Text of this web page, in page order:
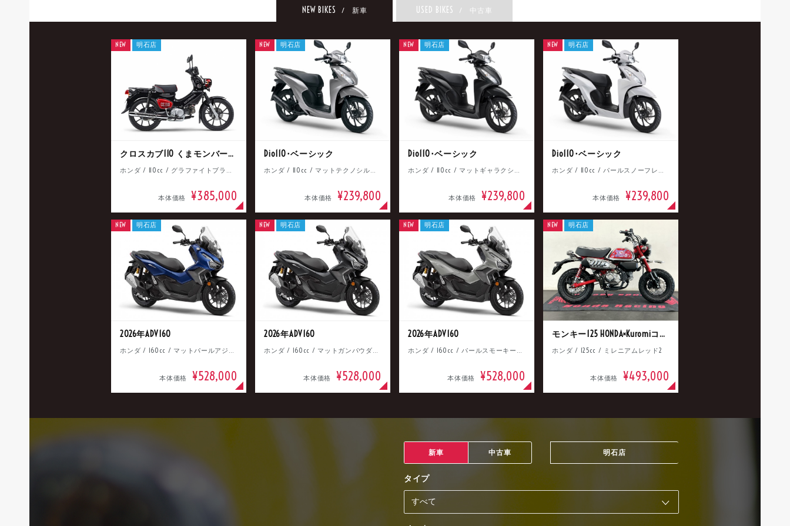
NEW BIKES / 新車 USED BIKES / 中古車
クロスカブ110 くまモンバージョン
ホンダ / 110cc / グラファイトブラック
本体価格 ¥385,000
NEW 明石店
Dio110･ベーシック
ホンダ / 110cc / マットテクノシルバーメタリック
本体価格 ¥239,800
NEW 明石店
Dio110･ベーシック
ホンダ / 110cc / マットギャラクシーブラックメタリック
本体価格 ¥239,800
NEW 明石店
Dio110･ベーシック
ホンダ / 110cc / パールスノーフレークホワイト
本体価格 ¥239,800
NEW 明石店
2026年ADV160
ホンダ / 160cc / マットパールアジャイルブルー
本体価格 ¥528,000
NEW 明石店
2026年ADV160
ホンダ / 160cc / マットガンパウダーブラックメタリック
本体価格 ¥528,000
NEW 明石店
2026年ADV160
ホンダ / 160cc / パールスモーキーグレー
本体価格 ¥528,000
NEW 明石店
モンキー125 HONDA×Kuromiコラボ
ホンダ / 125cc / ミレニアムレッド2
本体価格 ¥493,000
NEW 明石店
新車 中古車 明石店
タイプ